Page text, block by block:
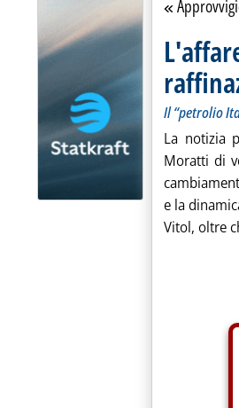
Torna alla
Il “petrolio
La notizia
Moratti di
e la
Vitol, oltre